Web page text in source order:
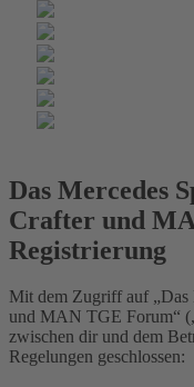
Das Mercedes
Crafter und
Registrierung
Mit dem Zugriff auf
und MAN TGE Forum“
zwischen dir und dem
Regelungen geschlossen: